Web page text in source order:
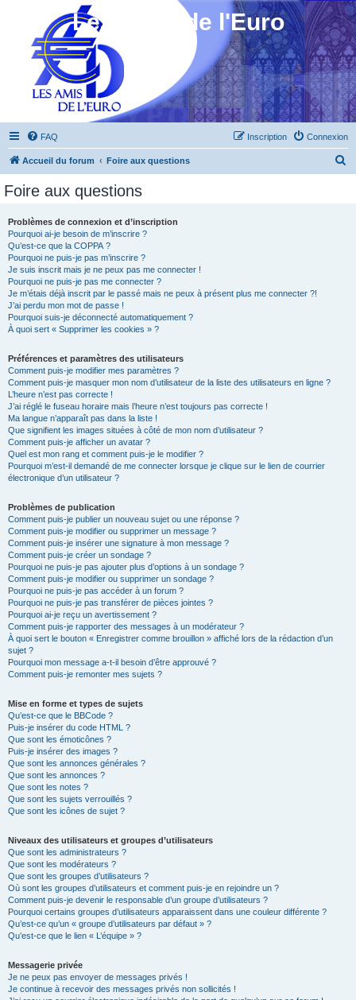
Les Amis de l'Euro
FAQ Connexion
Inscription
Accueil du forum Foire aux questions
Foire aux questions
Problèmes de connexion et d’inscription
Pourquoi ai-je besoin de m’inscrire ?
Qu’est-ce que la COPPA ?
Pourquoi ne puis-je pas m’inscrire ?
Je suis inscrit mais je ne peux pas me connecter !
Pourquoi ne puis-je pas me connecter ?
Je m’étais déjà inscrit par le passé mais ne peux à présent plus me connecter ?!
J’ai perdu mon mot de passe !
Pourquoi suis-je déconnecté automatiquement ?
À quoi sert « Supprimer les cookies » ?
Préférences et paramètres des utilisateurs
Comment puis-je modifier mes paramètres ?
Comment puis-je masquer mon nom d’utilisateur de la liste des utilisateurs en ligne ?
L’heure n’est pas correcte !
J’ai réglé le fuseau horaire mais l’heure n’est toujours pas correcte !
Ma langue n’apparaît pas dans la liste !
Que signifient les images situées à côté de mon nom d’utilisateur ?
Comment puis-je afficher un avatar ?
Quel est mon rang et comment puis-je le modifier ?
Pourquoi m’est-il demandé de me connecter lorsque je clique sur le lien de courrier
électronique d’un utilisateur ?
Problèmes de publication
Comment puis-je publier un nouveau sujet ou une réponse ?
Comment puis-je modifier ou supprimer un message ?
Comment puis-je insérer une signature à mon message ?
Comment puis-je créer un sondage ?
Pourquoi ne puis-je pas ajouter plus d’options à un sondage ?
Comment puis-je modifier ou supprimer un sondage ?
Pourquoi ne puis-je pas accéder à un forum ?
Pourquoi ne puis-je pas transférer de pièces jointes ?
Pourquoi ai-je reçu un avertissement ?
Comment puis-je rapporter des messages à un modérateur ?
À quoi sert le bouton « Enregistrer comme brouillon » affiché lors de la rédaction d’un
sujet ?
Pourquoi mon message a-t-il besoin d’être approuvé ?
Comment puis-je remonter mes sujets ?
Mise en forme et types de sujets
Qu’est-ce que le BBCode ?
Puis-je insérer du code HTML ?
Que sont les émoticônes ?
Puis-je insérer des images ?
Que sont les annonces générales ?
Que sont les annonces ?
Que sont les notes ?
Que sont les sujets verrouillés ?
Que sont les icônes de sujet ?
Niveaux des utilisateurs et groupes d’utilisateurs
Que sont les administrateurs ?
Que sont les modérateurs ?
Que sont les groupes d’utilisateurs ?
Où sont les groupes d’utilisateurs et comment puis-je en rejoindre un ?
Comment puis-je devenir le responsable d’un groupe d’utilisateurs ?
Pourquoi certains groupes d’utilisateurs apparaissent dans une couleur différente ?
Qu’est-ce qu’un « groupe d’utilisateurs par défaut » ?
Qu’est-ce que le lien « L’équipe » ?
Messagerie privée
Je ne peux pas envoyer de messages privés !
Je continue à recevoir des messages privés non sollicités !